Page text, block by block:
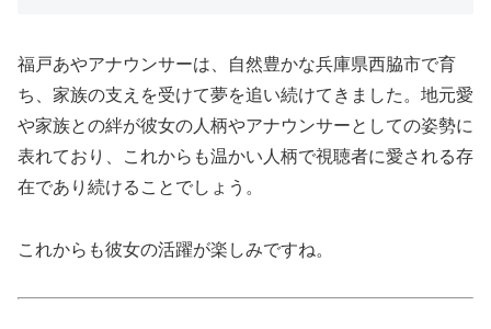
福戸あやアナウンサーは、自然豊かな兵庫県西脇市で育
ち、家族の支えを受けて夢を追い続けてきました。地元愛
や家族との絆が彼女の人柄やアナウンサーとしての姿勢に
表れており、これからも温かい人柄で視聴者に愛される存
在であり続けることでしょう。
これからも彼女の活躍が楽しみですね。